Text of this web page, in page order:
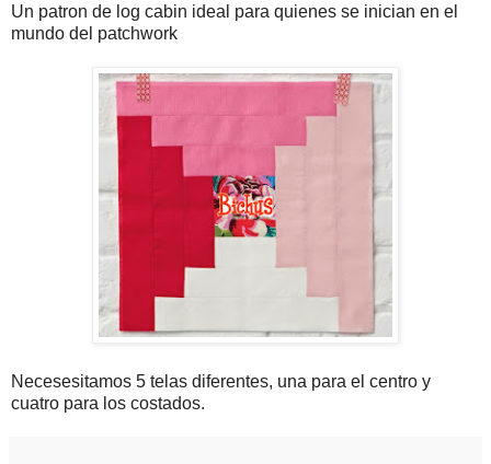
Un patron de log cabin ideal para quienes se inician en el
mundo del patchwork
Necesesitamos 5 telas diferentes, una para el centro y
cuatro para los costados.